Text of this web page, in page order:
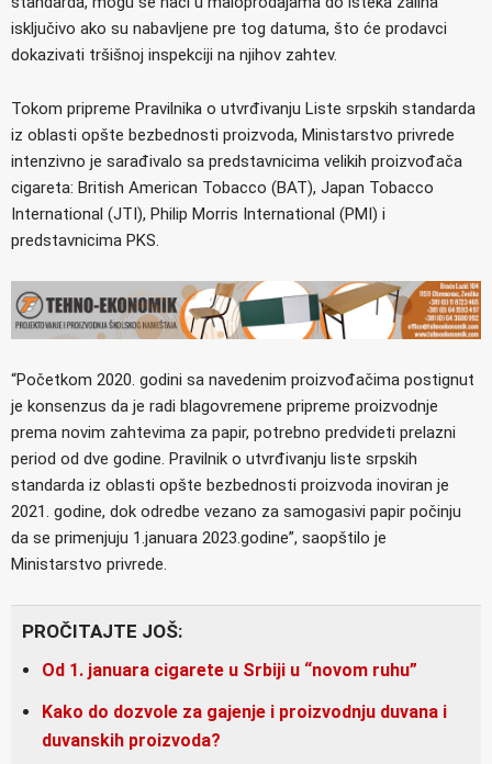
isključivo ako su nabavljene pre tog datuma, što će prodavci
dokazivati tršišnoj inspekciji na njihov zahtev.
Tokom pripreme Pravilnika o utvrđivanju Liste srpskih standarda
iz oblasti opšte bezbednosti proizvoda, Ministarstvo privrede
intenzivno je sarađivalo sa predstavnicima velikih proizvođača
cigareta: British American Tobacco (BAT), Japan Tobacco
International (JTI), Philip Morris International (PMI) i
predstavnicima PKS.
“Početkom 2020. godini sa navedenim proizvođačima postignut
je konsenzus da je radi blagovremene pripreme proizvodnje
prema novim zahtevima za papir, potrebno predvideti prelazni
period od dve godine. Pravilnik o utvrđivanju liste srpskih
standarda iz oblasti opšte bezbednosti proizvoda inoviran je
2021. godine, dok odredbe vezano za samogasivi papir počinju
da se primenjuju 1.januara 2023.godine”, saopštilo je
Ministarstvo privrede.
PROČITAJTE JOŠ:
Od 1. januara cigarete u Srbiji u “novom ruhu”
Kako do dozvole za gajenje i proizvodnju duvana i
duvanskih proizvoda?